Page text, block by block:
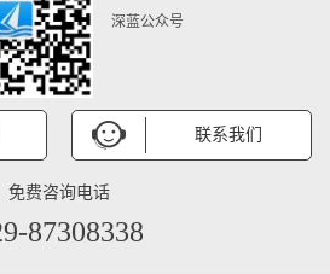
深蓝公众号
联系我们
免费咨询电话
87308338